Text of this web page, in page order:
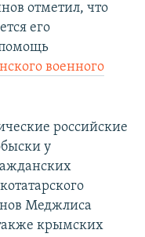
отметил, что
его
военного
российские
у
Меджлиса
крымских